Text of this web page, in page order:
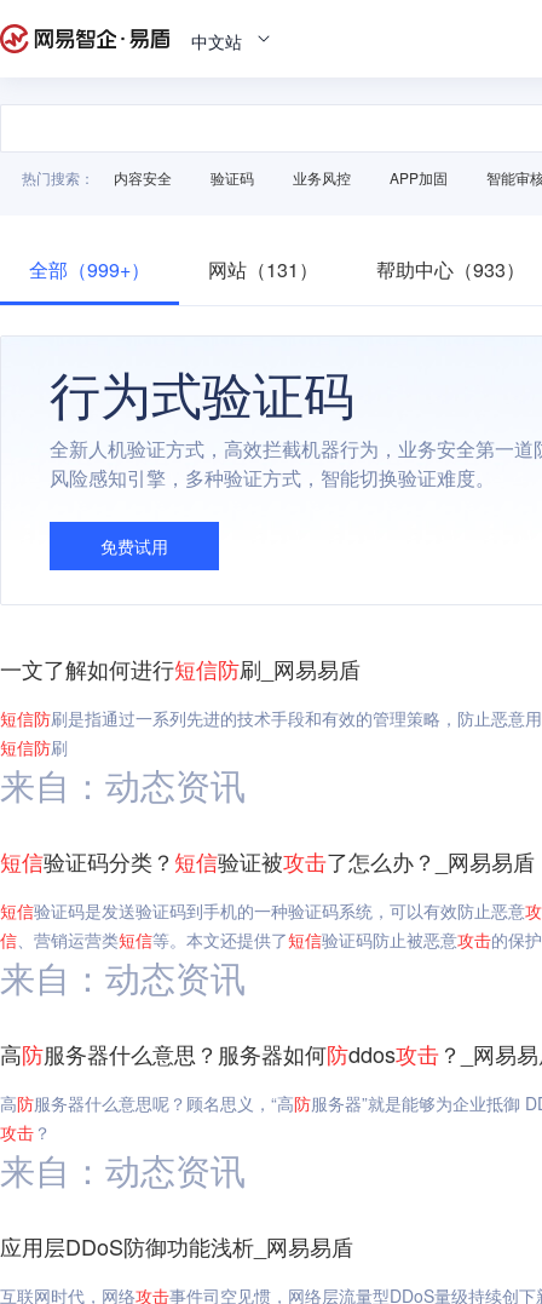
中文站
热门搜索： 内容安全 验证码 业务风控 APP加固 智能审
全部（999+） 网站（131） 帮助中心（933）
行为式验证码
全新人机验证方式，高效拦截机器行为，业务安全第一道
风险感知引擎，多种验证方式，智能切换验证难度。
免费试用
一文了解如何进行短信防刷_网易易盾
短信防刷是指通过一系列先进的技术手段和有效的管理策略，防止恶意
短信防刷
来自：动态资讯
短信验证码分类？短信验证被攻击了怎么办？_网易易盾
短信验证码是发送验证码到手机的一种验证码系统，可以有效防止恶意
信、营销运营类短信等。本文还提供了短信验证码防止被恶意攻击的保
来自：动态资讯
高防服务器什么意思？服务器如何防ddos攻击？_网易
高防服务器什么意思呢？顾名思义，“高防服务器”就是能够为企业抵御
攻击 ？
来自：动态资讯
应用层DDoS防御功能浅析_网易易盾
互联网时代，网络攻击事件司空见惯，网络层流量型DDoS量级持续创